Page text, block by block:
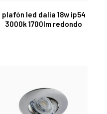
plafón led dalia 18w ip54
3000k 1700lm redondo